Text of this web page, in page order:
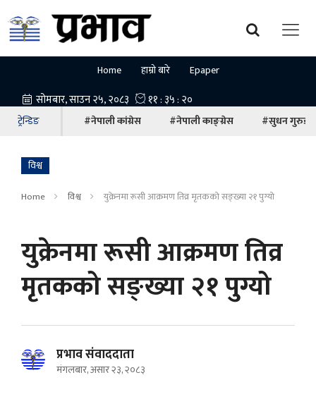
Home हाम्रो बारे Epaper
ट्रेन्डिङ #नेपाली कांग्रेस #नेपाली काङ्ग्रेस #सुधन गुरुङ
विश्व
Home विश्व युक्रेनमा रूसी आक्रमण तिव्र मृतकको सङ्ख्या २१ पुग्यो
युक्रेनमा रूसी आक्रमण तिव्र
मृतकको सङ्ख्या २१ पुग्यो
प्रभाव संवाददाता
मंगलबार, असार २३, २०८३